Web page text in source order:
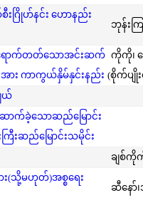
ဂြိုဟ်နင်း ဟောနည်း
ဘုန်းက
ရောက်တတ်သောအင်းဆက်
းအား ကာကွယ်နှိမ်နှင်းနည်း
ကိုကို၊
(စိုက်ပျိုး
ယ်
ာက်ခဲ့သောဆည်မြောင်း
ြီးဆည်မြောင်းသမိုင်း
ချစ်ကို
ား(သို့မဟုတ်)အစ္စရေး
ဆီနော်၊